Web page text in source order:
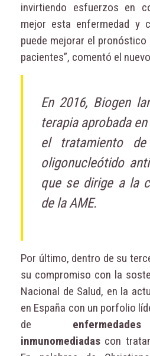
invirtiendo esfuerzos en
mejor esta enfermedad y
puede mejorar el
pacientes”, comentó el
En 2016, Biogen
terapia aprobada
el tratamiento
oligonucleótido
que se dirige a la
de la AME.
Por último, dentro de su
su compromiso con la
Nacional de Salud, en la
en España con un porfolio
de enfermedades
inmunomediadas con